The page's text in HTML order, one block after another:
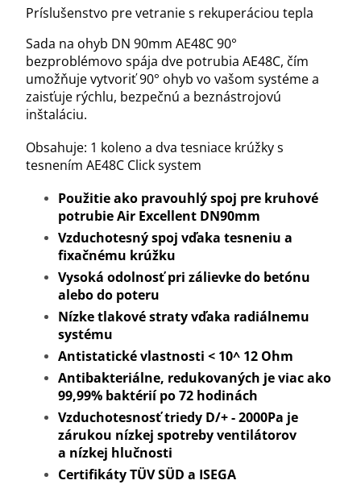
Príslušenstvo pre vetranie s rekuperáciou tepla
Sada na ohyb DN 90mm AE48C 90°
bezproblémovo spája dve potrubia AE48C, čím
umožňuje vytvoriť 90° ohyb vo vašom systéme a
zaisťuje rýchlu, bezpečnú a beznástrojovú
inštaláciu.
Obsahuje: 1 koleno a dva tesniace krúžky s
tesnením AE48C Click system
Použitie ako pravouhlý spoj pre kruhové
potrubie Air Excellent DN90mm
Vzduchotesný spoj vďaka tesneniu a
fixačnému krúžku
Vysoká odolnosť pri zálievke do betónu
alebo do poteru
Nízke tlakové straty vďaka radiálnemu
systému
Antistatické vlastnosti< 10^ 12 Ohm
Antibakteriálne, redukovaných je viac ako
99,99% baktérií po 72 hodinách
Vzduchotesnosť triedy D/+ - 2000Pa je
zárukou nízkej spotreby ventilátorov
a nízkej hlučnosti
Certifikáty TÜV SÜD a ISEGA